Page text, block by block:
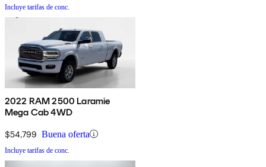
Incluye tarifas de conc.
2022 RAM 2500 Laramie
Mega Cab 4WD
$54,799 Buena oferta
Incluye tarifas de conc.